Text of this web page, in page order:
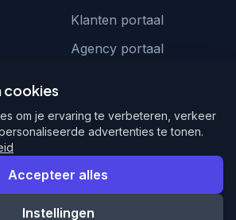
Klanten portaal
Agency portaal
hello@webnexus.nl
085 004 1875
Alle rechten voorbehouden.
cookies
om je ervaring te verbeteren, verkeer
advertenties te tonen.
Accepteer alles
Instellingen